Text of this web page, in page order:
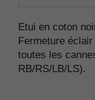
Etui en coton
Fermeture
toutes les
RB/RS/LB/LS).